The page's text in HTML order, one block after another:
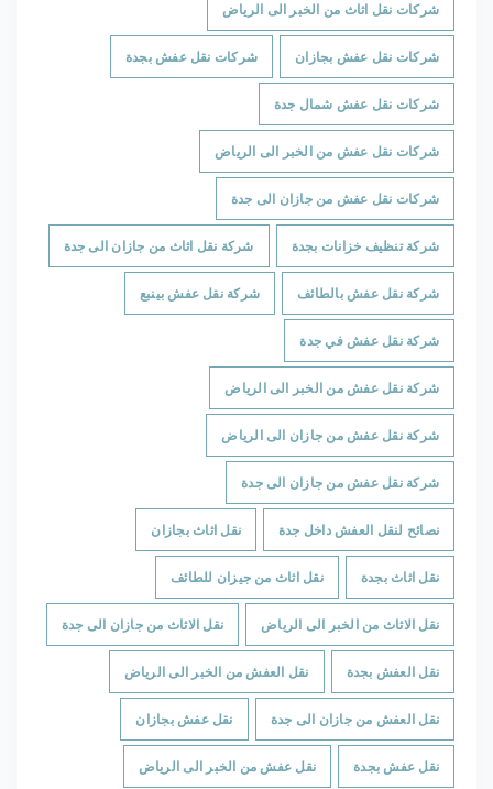
شركات نقل اثاث من الخبر الى الرياض
شركات نقل عفش بجازان شركات نقل عفش بجدة
شركات نقل عفش شمال جدة
شركات نقل عفش من الخبر الى الرياض
شركات نقل عفش من جازان الى جدة
شركة تنظيف خزانات بجدة شركة نقل اثاث من جازان الى جدة
شركة نقل عفش بالطائف شركة نقل عفش بينبع
شركة نقل عفش في جدة
شركة نقل عفش من الخبر الى الرياض
شركة نقل عفش من جازان الى الرياض
شركة نقل عفش من جازان الى جدة
نصائح لنقل العفش داخل جدة نقل اثاث بجازان
نقل اثاث بجدة نقل اثاث من جيزان للطائف
نقل الاثاث من الخبر الى الرياض نقل الاثاث من جازان الى جدة
نقل العفش بجدة نقل العفش من الخبر الى الرياض
نقل العفش من جازان الى جدة نقل عفش بجازان
نقل عفش بجدة نقل عفش من الخبر الى الرياض